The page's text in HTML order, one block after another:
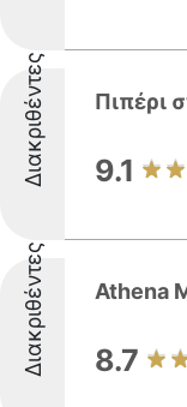
Διακριθέντες Πιπέρι
9.1
Διακριθέντες Athena
8.7